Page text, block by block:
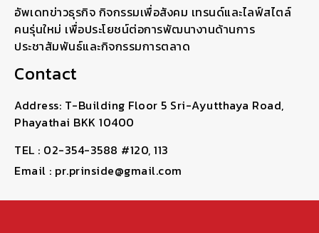
อัพเดทข่าวธุรกิจ กิจกรรมเพื่อสังคม เทรนด์และไลฟ์สไตล์
คนรุ่นใหม่ เพื่อประโยชน์ต่อการพัฒนางานด้านการ
ประชาสัมพันธ์และกิจกรรมการตลาด
Contact
Address: T-Building Floor 5 Sri-Ayutthaya Road,
Phayathai BKK 10400
TEL : 02-354-3588 #120, 113
Email : pr.prinside@gmail.com